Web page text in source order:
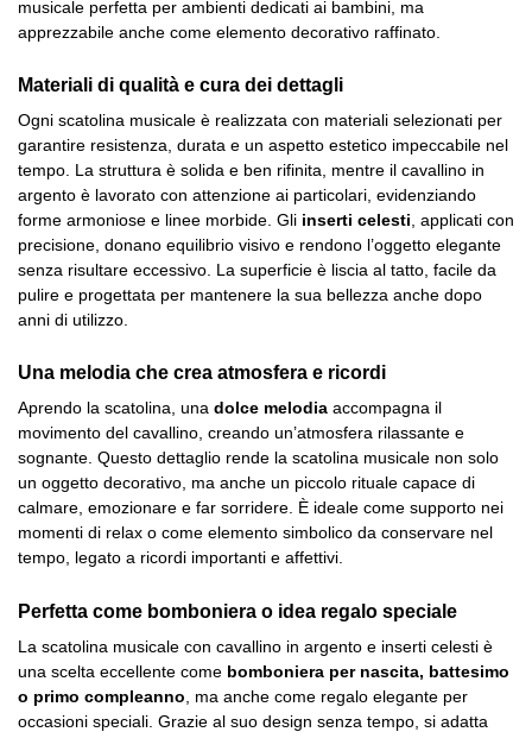
musicale perfetta per ambienti dedicati ai bambini, ma
apprezzabile anche come elemento decorativo raffinato.
Materiali di qualità e cura dei dettagli
Ogni scatolina musicale è realizzata con materiali selezionati per
garantire resistenza, durata e un aspetto estetico impeccabile nel
tempo. La struttura è solida e ben rifinita, mentre il cavallino in
argento è lavorato con attenzione ai particolari, evidenziando
forme armoniose e linee morbide. Gli inserti celesti, applicati con
precisione, donano equilibrio visivo e rendono l’oggetto elegante
senza risultare eccessivo. La superficie è liscia al tatto, facile da
pulire e progettata per mantenere la sua bellezza anche dopo
anni di utilizzo.
Una melodia che crea atmosfera e ricordi
Aprendo la scatolina, una dolce melodia accompagna il
movimento del cavallino, creando un’atmosfera rilassante e
sognante. Questo dettaglio rende la scatolina musicale non solo
un oggetto decorativo, ma anche un piccolo rituale capace di
calmare, emozionare e far sorridere. È ideale come supporto nei
momenti di relax o come elemento simbolico da conservare nel
tempo, legato a ricordi importanti e affettivi.
Perfetta come bomboniera o idea regalo speciale
La scatolina musicale con cavallino in argento e inserti celesti è
una scelta eccellente come bomboniera per nascita, battesimo
o primo compleanno , ma anche come regalo elegante per
occasioni speciali. Grazie al suo design senza tempo, si adatta